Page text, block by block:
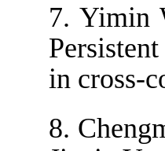
7. Yimin
in cross-
8.